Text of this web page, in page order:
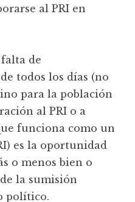
al PRI en
de
todos los días (no
para la población
al PRI o a
funciona como un
es la oportunidad
o menos bien o
la sumisión
político.